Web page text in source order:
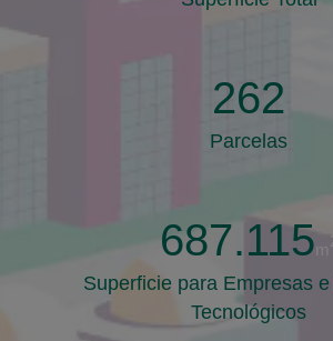
262
Parcelas
687.115m
Superficie para Empresas
Tecnológicos